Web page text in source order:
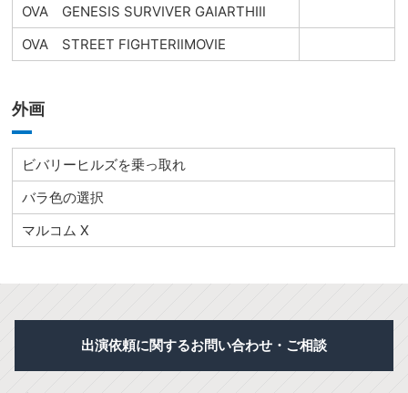
OVA GENESIS SURVIVER GAIARTHⅢ
OVA STREET FIGHTERⅡMOVIE
外画
ビバリーヒルズを乗っ取れ
バラ色の選択
マルコム X
出演依頼に関するお問い合わせ・ご相談